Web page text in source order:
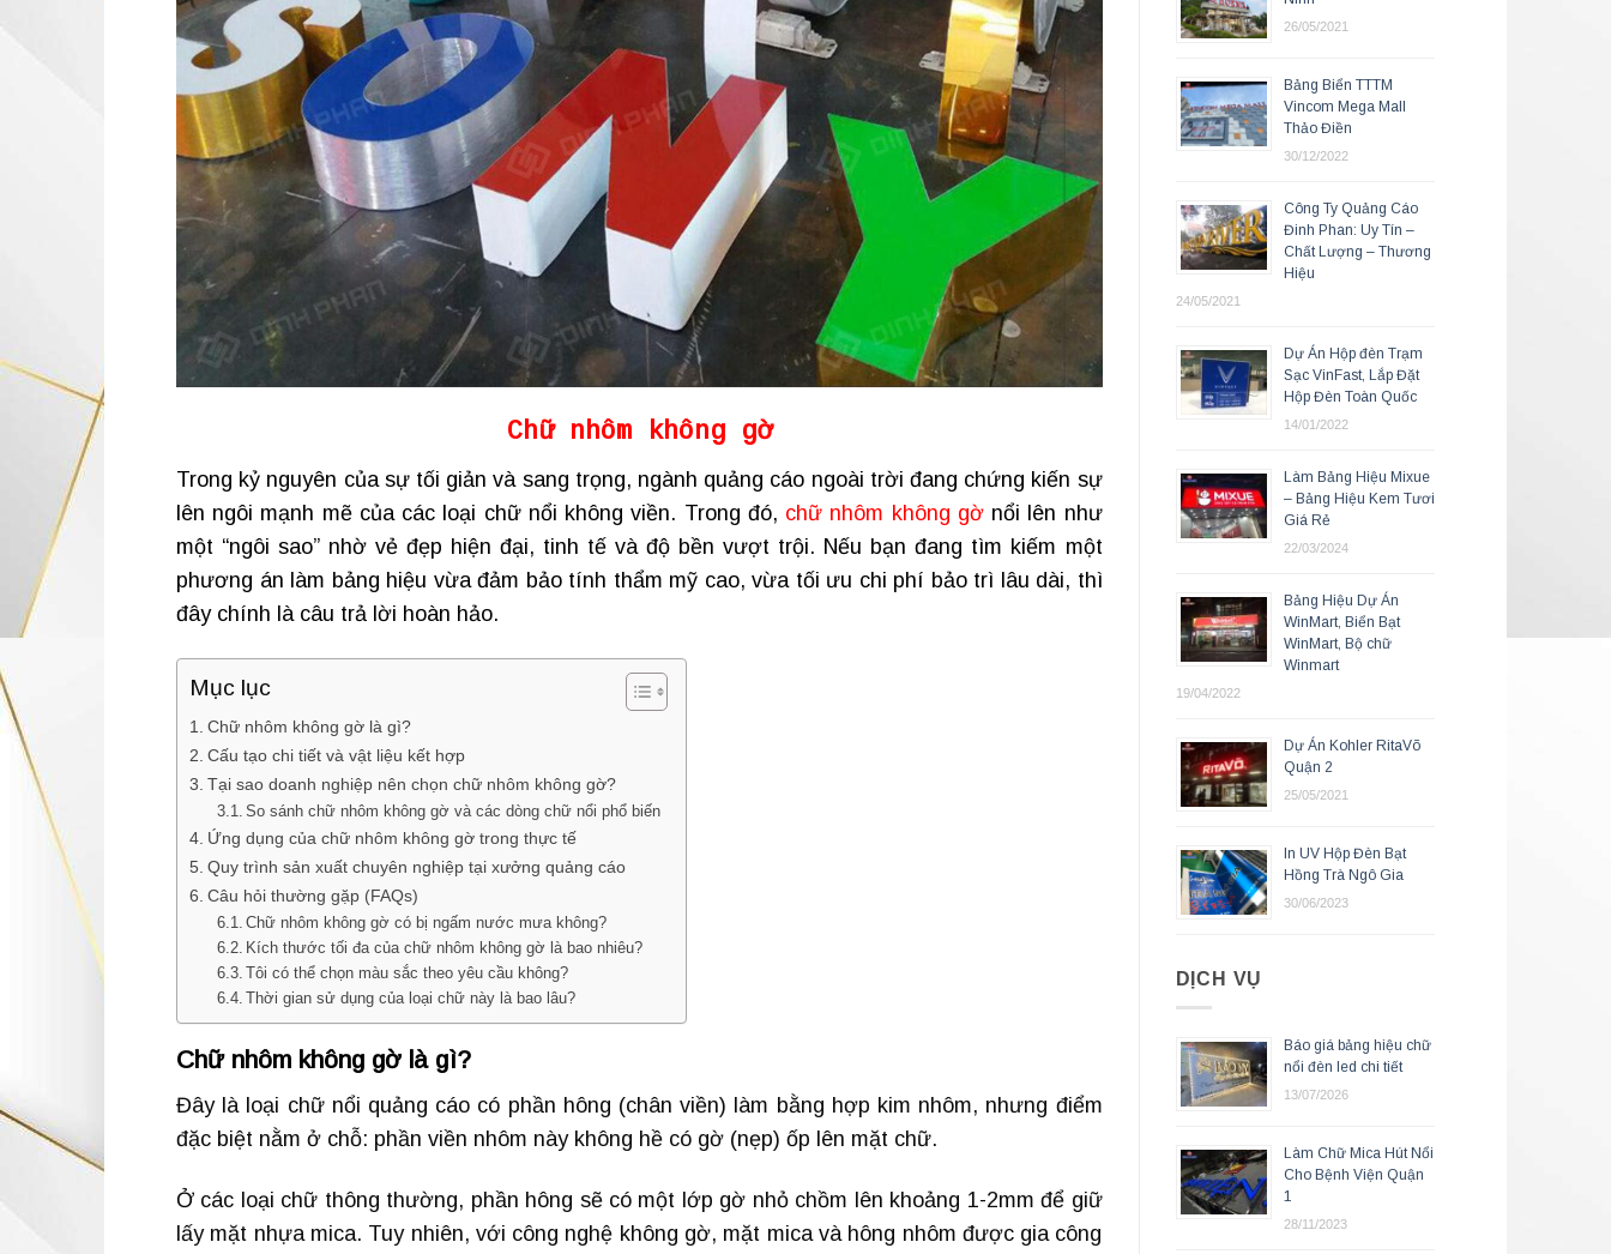
Chữ nhôm không gờ
Trong kỷ nguyên của sự tối giản và sang trọng, ngành quảng cáo ngoài trời đang chứng kiến sự
lên ngôi mạnh mẽ của các loại chữ nổi không viền. Trong đó, chữ nhôm không gờnổi lên như
một “ngôi sao” nhờ vẻ đẹp hiện đại, tinh tế và độ bền vượt trội. Nếu bạn đang tìm kiếm một
phương án làm bảng hiệu vừa đảm bảo tính thẩm mỹ cao, vừa tối ưu chi phí bảo trì lâu dài, thì
đây chính là câu trả lời hoàn hảo.
Mục lục
Chữ nhôm không gờ là gì?
Cấu tạo chi tiết và vật liệu kết hợp
Tại sao doanh nghiệp nên chọn chữ nhôm không gờ?
So sánh chữ nhôm không gờ và các dòng chữ nổi phổ biến
Ứng dụng của chữ nhôm không gờ trong thực tế
Quy trình sản xuất chuyên nghiệp tại xưởng quảng cáo
Câu hỏi thường gặp (FAQs)
Chữ nhôm không gờ có bị ngấm nước mưa không?
Kích thước tối đa của chữ nhôm không gờ là bao nhiêu?
Tôi có thể chọn màu sắc theo yêu cầu không?
Thời gian sử dụng của loại chữ này là bao lâu?
Chữ nhôm không gờ là gì?
Đây là loại chữ nổi quảng cáo có phần hông (chân viền) làm bằng hợp kim nhôm, nhưng điểm
đặc biệt nằm ở chỗ: phần viền nhôm này không hề có gờ (nẹp) ốp lên mặt chữ.
Ở các loại chữ thông thường, phần hông sẽ có một lớp gờ nhỏ chồm lên khoảng 1-2mm để giữ
lấy mặt nhựa mica. Tuy nhiên, với công nghệ không gờ, mặt mica và hông nhôm được gia công
26/05/2021
Bảng Biển TTTM
Vincom Mega Mall
Thảo Điền
30/12/2022
Công Ty Quảng Cáo
Đinh Phan: Uy Tín –
Chất Lượng – Thương
Hiệu
24/05/2021
Dự Án Hộp đèn Trạm
Sạc VinFast, Lắp Đặt
Hộp Đèn Toàn Quốc
14/01/2022
Làm Bảng Hiệu Mixue
– Bảng Hiệu Kem Tươi
Giá Rẻ
22/03/2024
Bảng Hiệu Dự Án
WinMart, Biển Bạt
WinMart, Bộ chữ
Winmart
19/04/2022
Dự Án Kohler RitaVõ
Quận 2
25/05/2021
In UV Hộp Đèn Bạt
Hồng Trà Ngô Gia
30/06/2023
DỊCH VỤ
Báo giá bảng hiệu chữ
nổi đèn led chi tiết
13/07/2026
Làm Chữ Mica Hút Nổi
Cho Bệnh Viện Quận
1
28/11/2023